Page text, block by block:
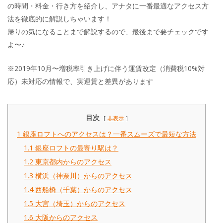
の時間・料金・行き方を紹介し、アナタに一番最適なアクセス方
法を徹底的に解説しちゃいます！
帰りの気になることまで解説するので、最後まで要チェックです
よ〜♪
※2019年10月〜増税率引き上げに伴う運賃改定（消費税10%対
応）未対応の情報で、実運賃と差異があります
目次 非表示
1 銀座ロフトへのアクセスは？一番スムーズで最短な方法
1.1 銀座ロフトの最寄り駅は？
1.2 東京都内からのアクセス
1.3 横浜（神奈川）からのアクセス
1.4 西船橋（千葉）からのアクセス
1.5 大宮（埼玉）からのアクセス
1.6 大阪からのアクセス